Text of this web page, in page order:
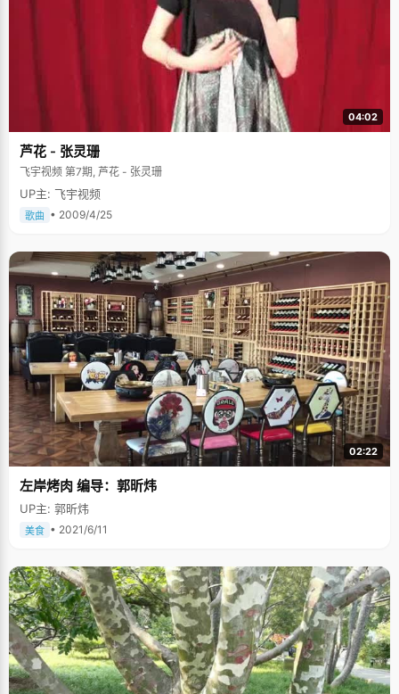
04:02
芦花 - 张灵珊
飞宇视频 第7期, 芦花 - 张灵珊
UP主: 飞宇视频
歌曲 • 2009/4/25
02:22
左岸烤肉 编导：郭昕炜
UP主: 郭昕炜
美食 • 2021/6/11